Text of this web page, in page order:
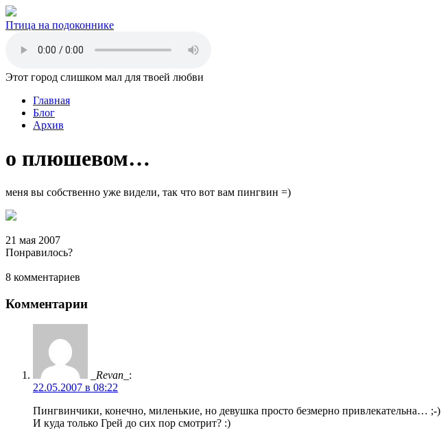
Птица на подоконнике
Этот город слишком мал для твоей любви
Главная
Блог
Архив
о плюшевом…
меня вы собственно уже видели, так что вот вам пингвин =)
21 мая 2007
Понравилось?
8 комментариев
Комментарии
_Revan_ :
22.05.2007 в 08:22
Пингвинчики, конечно, миленькие, но девушка просто безмерно привлекательна… ;-)
И куда только Грей до сих пор смотрит? :)